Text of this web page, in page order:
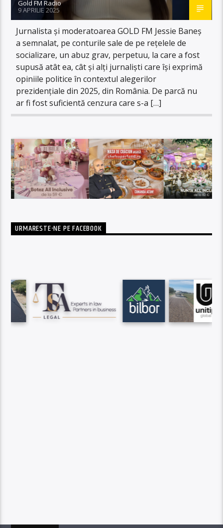
Gold FM Radio
9 APRILIE 2025
Jurnalista și moderatoarea GOLD FM Jessie Baneș
a semnalat, pe conturile sale de pe rețelele de
socializare, un abuz grav, perpetuu, la care a fost
supusă atât ea, cât și alți jurnaliști care își exprimă
opiniile politice în contextul alegerilor
prezidențiale din 2025, din România. De parcă nu
ar fi fost suficientă cenzura care s-a […]
URMARESTE-NE PE FACEBOOK